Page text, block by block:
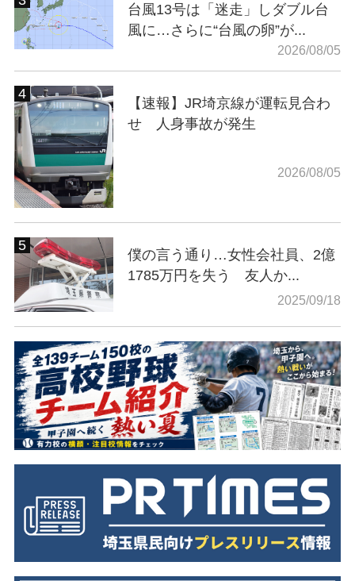
台風13号は「迷走」しダブル台
風に…さらに“台風の卵”が...
2026/08/05
【速報】JR埼京線が運転見合わ
せ 人身事故が発生
2026/08/05
僕の言う通り…女性会社員、2億
1785万円を失う 友人か...
2025/09/18